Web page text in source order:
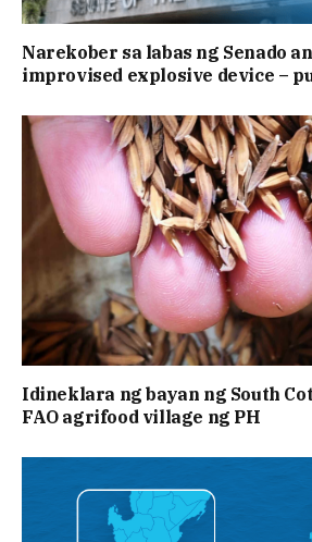
Narekober sa labas ng Senado
improvised explosive device –
Idineklara ng bayan ng South
FAO agrifood village ng PH